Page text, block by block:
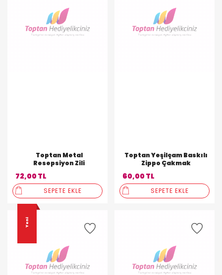
Toptan Metal
Resepsiyon Zili
72,00 TL
SEPETE EKLE
Toptan Yeşilçam Baskılı
Zippo Çakmak
60,00 TL
SEPETE EKLE
Yeni